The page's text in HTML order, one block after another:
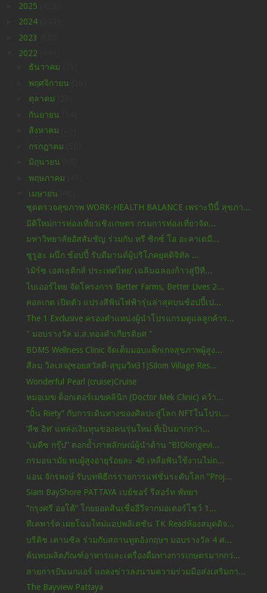
2025
2024
2023
2022
ธันวาคม
พฤศจิกายน
ตุลาคม
กันยายน
สิงหาคม
กรกฎาคม
มิถุนายน
พฤษภาคม
เมษายน
ชุดตรวจสุขภาพ WORK-HEALTH BALANCE เพราะปีนี้ สุขภา...
มิติใหม่การท่องเที่ยวเชิงเกษตร กรมการท่องเที่ยวจัด...
มหาวิทยาลัยอัสสัมชัญ ร่วมกับ ทรี ซิกซ์ โอ อะคาเดมี...
ซูรูฮะ ผนึก ช้อปปี้ รับดีมานด์ผู้บริโภคยุคดิจิทัล ...
‘เมิร์ซ เอสเธติกส์ ประเทศไทย’ เฉลิมฉลองก้าวสู่ปีที...
ไบเออร์ไทย จัดโครงการ Better Farms, Better Lives 2...
คอลเกต เปิดตัว แปรงสีฟันไฟฟ้ารุ่นล่าสุดบนช้อปปี้เป...
The 1 Exclusive ครองตำแหน่งผู้นำโปรแกรมดูแลลูกค้าร...
" มอบรางวัล ม.ส.ทองคำเกียรติยศ "
BDMS Wellness Clinic จัดเต็มมอบแพ็กเกจสุขภาพผู้สูง...
สีลม วิลเลจ(ซอยสวัสดี-สุขุมวิท31)Silom Village Res...
Wonderful Pearl (cruise)Cruise
หมอเมฆ ด็อกเตอร์เมฆคลินิก (Doctor Mek Clinic) คว้า...
“ปั๋น Riety” กับการเดินทางของศิลปะสู่โลก NFTในโปรเ...
‘ลีซ อิท’ แหล่งเงินทุนของคนรุ่นใหม่ ที่เป็นมากกว่า...
“เมดีซ กรุ๊ป” ตอกย้ำภาพลักษณ์ผู้นำด้าน “BIOlongevi...
กรมอนามัย พบผู้สูงอายุร้อยละ 40 เหลือฟันใช้งานไม่ถ...
แอน จักรพงษ์ รับบทพิธีกรรายการแฟชั่นระดับโลก “Proj...
Siam BayShore PATTAYA เบย์ชอร์ รีสอร์ท พัทยา
“กรุงศรี ออโต้” โกยยอดสินเชื่ออีวีจากมอเตอร์โชว์ 1...
ทีเคพาร์ค เผยโฉมใหม่แอปพลิเคชัน TK Readห้องสมุดดิจ...
บริติช เคานซิล ร่วมกับสถานทูตอังกฤษฯ มอบรางวัล 4 ศ...
ค้นพบผลิตภัณฑ์อาหารและเครื่องดื่มทางการเกษตรมากกว่...
สายการบินนกแอร์ แถลงข่าวลงนามความร่วมมือส่งเสริมกา...
The Bayview Pattaya